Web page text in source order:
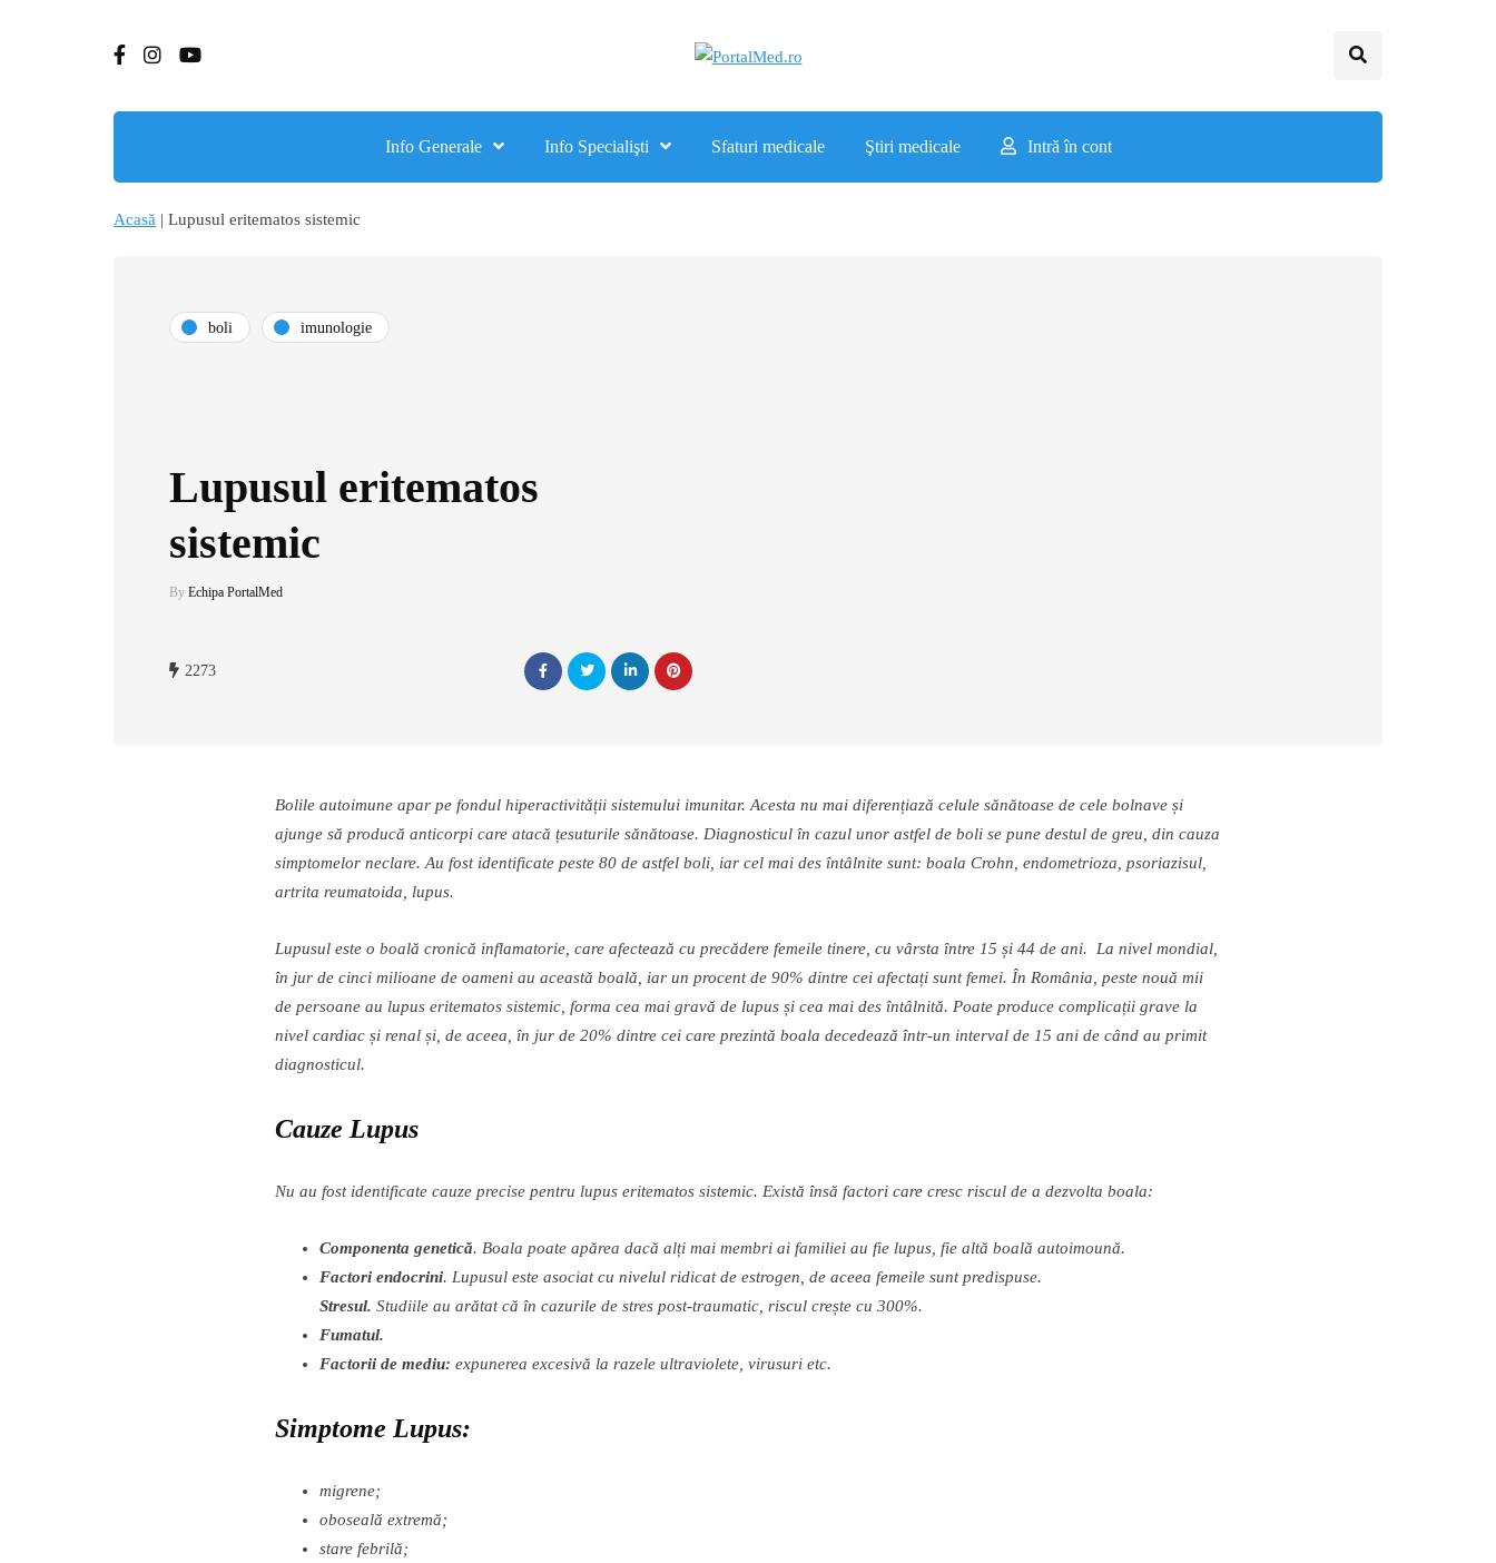
Info Generale Info Specialişti Sfaturi medicale Ştiri medicale Intră în cont
Acasă | Lupusul eritematos sistemic
boli imunologie
Lupusul eritematos
sistemic
By Echipa PortalMed
2273
Bolile autoimune apar pe fondul hiperactivității sistemului imunitar. Acesta nu mai diferențiază celule sănătoase de cele bolnave și
ajunge să producă anticorpi care atacă țesuturile sănătoase. Diagnosticul în cazul unor astfel de boli se pune destul de greu, din cauza
simptomelor neclare. Au fost identificate peste 80 de astfel boli, iar cel mai des întâlnite sunt: boala Crohn, endometrioza, psoriazisul,
artrita reumatoida, lupus.
Lupusul este o boală cronică inflamatorie, care afectează cu precădere femeile tinere, cu vârsta între 15 și 44 de ani. La nivel mondial,
în jur de cinci milioane de oameni au această boală , iar un procent de 90% dintre cei afectați sunt femei. În România, peste nouă mii
de persoane au lupus eritematos sistemic, forma cea mai gravă de lupus și cea mai des întâlnită. Poate produce complicații grave la
nivel cardiac și renal și, de aceea, în jur de 20% dintre cei care prezintă boala decedează într-un interval de 15 ani de când au primit
diagnosticul.
Cauze Lupus
Nu au fost identificate cauze precise pentru lupus eritematos sistemic. Există însă factori care cresc riscul de a dezvolta boala:
Componenta genetică. Boala poate apărea dacă alți mai membri ai familiei au fie lupus, fie altă boală autoimoună.
Factori endocrini. Lupusul este asociat cu nivelul ridicat de estrogen, de aceea femeile sunt predispuse.
Stresul. Studiile au arătat că în cazurile de stres post-traumatic, riscul crește cu 300%.
Fumatul.
Factorii de mediu: expunerea excesivă la razele ultraviolete, virusuri etc.
Simptome Lupus:
migrene;
oboseală extremă;
stare febrilă;